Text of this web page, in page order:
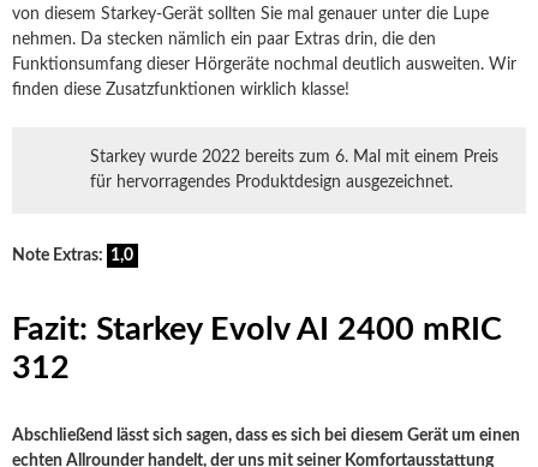
von diesem Starkey-Gerät sollten Sie mal genauer unter die Lupe
nehmen. Da stecken nämlich ein paar Extras drin, die den
Funktionsumfang dieser Hörgeräte nochmal deutlich ausweiten. Wir
finden diese Zusatzfunktionen wirklich klasse!
Starkey wurde 2022 bereits zum 6. Mal mit einem Preis
für hervorragendes Produktdesign ausgezeichnet.
Note Extras: 1,0
Fazit: Starkey Evolv AI 2400 mRIC
312
Abschließend lässt sich sagen, dass es sich bei diesem Gerät um einen
echten Allrounder handelt, der uns mit seiner Komfortausstattung